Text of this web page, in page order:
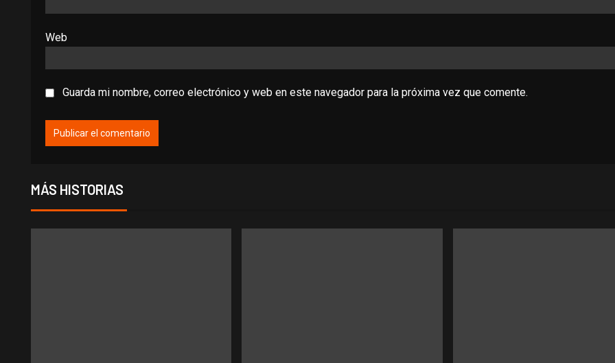
Web
Guarda mi nombre, correo electrónico y web en este navegador para la próxima vez que comente.
MÁS HISTORIAS